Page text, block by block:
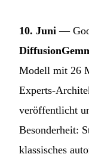
10. Juni —
Modell mit 26
Experts-
veröffentlicht
Besonderheit:
klassisches